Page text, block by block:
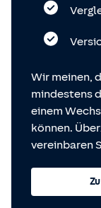
Wir meinen,
mindestens
einem
können.
vereinbaren